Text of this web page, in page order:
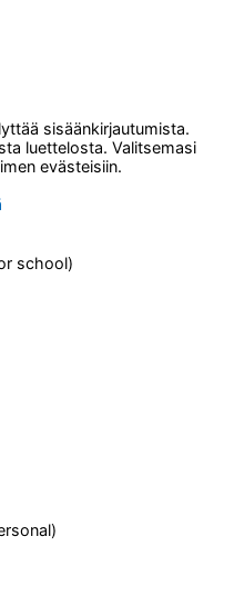
sisäänkirjautumista.
luettelosta. Valitsemasi
evästeisiin.
school)